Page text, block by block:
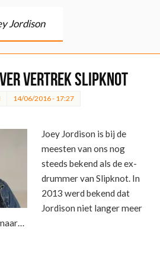
Jordison
vertrek Slipknot
14/06/2016 - 17:27
Joey Jordison is bij de
meesten van ons nog
steeds bekend als de ex-
drummer van Slipknot. In
2013 werd bekend dat
Jordison niet langer meer